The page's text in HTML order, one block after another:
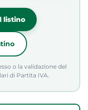
listino
o la validazione del
di Partita IVA.